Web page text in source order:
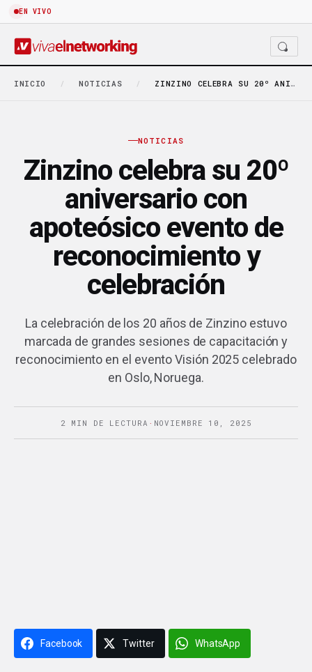
EN VIVO
INICIO / NOTICIAS / ZINZINO CELEBRA SU 20º ANIVERSARIO CON APOTEÓSICO EVENTO…
NOTICIAS
Zinzino celebra su 20º
aniversario con
apoteósico evento de
reconocimiento y
celebración
La celebración de los 20 años de Zinzino estuvo
marcada de grandes sesiones de capacitación y
reconocimiento en el evento Visión 2025 celebrado
en Oslo, Noruega.
2 MIN DE LECTURA · NOVIEMBRE 10, 2025
Facebook Twitter WhatsApp